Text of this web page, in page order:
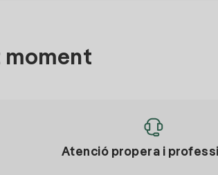
Atenció propera i